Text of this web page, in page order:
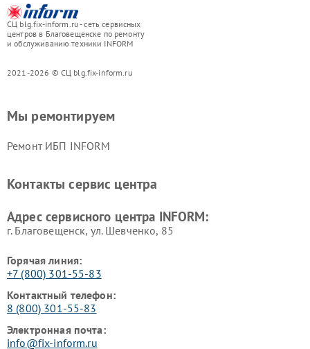
СЦ blg.fix-inform.ru - сеть сервисных
центров в Благовещенске по ремонту
и обслуживанию техники INFORM
2021-2026 © СЦ blg.fix-inform.ru
Мы ремонтируем
Ремонт ИБП INFORM
Контакты сервис центра
Адрес сервисного центра INFORM:
г. Благовещенск, ул. Шевченко, 85
Горячая линия:
+7 (800) 301-55-83
Контактный телефон:
8 (800) 301-55-83
Электронная почта:
info@fix-inform.ru